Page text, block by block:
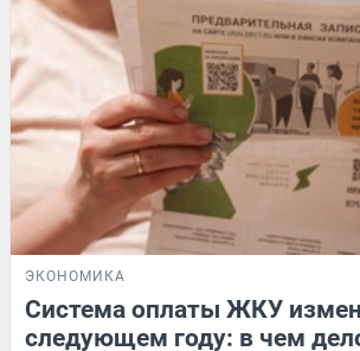
ЭКОНОМИКА
Система оплаты ЖКУ
следующем году: в чем